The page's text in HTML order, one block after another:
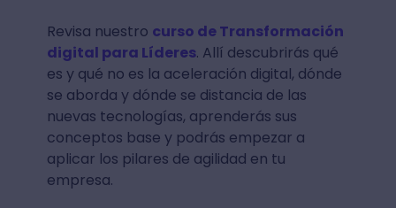
Revisa nuestro curso de Transformación
digital para Líderes. Allí descubrirás qué
es y qué no es la aceleración digital, dónde
se aborda y dónde se distancia de las
nuevas tecnologías, aprenderás sus
conceptos base y podrás empezar a
aplicar los pilares de agilidad en tu
empresa.